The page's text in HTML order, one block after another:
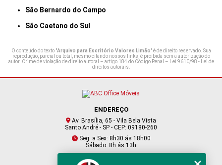
São Bernardo do Campo
São Caetano do Sul
O conteúdo do texto "Arquivo para Escritório Valores Limão" é de direito reservado. Sua
reprodução, parcial ou total, mesmo citando nossos links, é proibida sem a autorização do
autor. Crime de violação de direito autoral – artigo 184 do Código Penal – Lei 9610/98 - Lei de
direitos autorais.
ENDEREÇO
Av. Brasília, 65 - Vila Bela Vista
Santo André - SP - CEP: 09180-260
Seg. a Sex: 8h30 ás 18h00
Sábado: 8h ás 13h